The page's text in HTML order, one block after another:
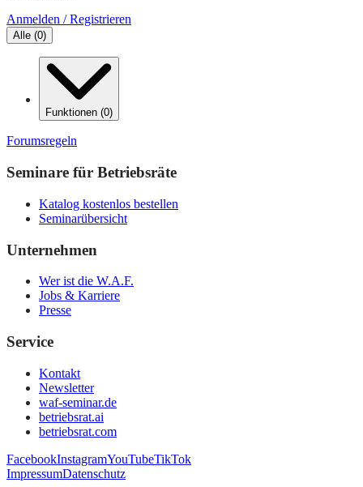
Anmelden / Registrieren
Alle (0)
Funktionen (0)
Forumsregeln
Seminare für Betriebsräte
Katalog kostenlos bestellen
Seminarübersicht
Unternehmen
Wer ist die W.A.F.
Jobs & Karriere
Presse
Service
Kontakt
Newsletter
waf-seminar.de
betriebsrat.ai
betriebsrat.com
FacebookInstagramYouTubeTikTok
ImpressumDatenschutz